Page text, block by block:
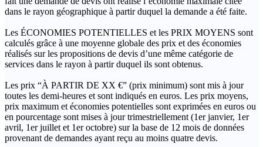
dans le rayon géographique à partir duquel la demande a été faite.
Les ÉCONOMIES POTENTIELLES et les PRIX MOYENS sont
calculés grâce à une moyenne globale des prix et des économies
réalisés sur les propositions de devis d’une même catégorie de
services dans le rayon à partir duquel ils sont obtenus.
Les prix “À PARTIR DE XX €” (prix minimum) sont mis à jour
toutes les demi-heures et sont indiqués en euros. Les prix moyens,
prix maximum et économies potentielles sont exprimées en euros ou
en pourcentage sont mises à jour trimestriellement (1er janvier, 1er
avril, 1er juillet et 1er octobre) sur la base de 12 mois de données
provenant de demandes ayant reçu au moins quatre devis.